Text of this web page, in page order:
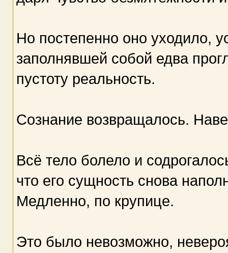
Но постепенно оно уходило,
заполнявшей собой едва
пустоту реальность.
Сознание возвращалось.
Всё тело болело и
что его сущность снова
Медленно, по крупице.
Это было невозможно,